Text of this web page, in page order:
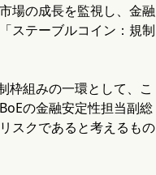
場の成長を監視し、金融
ステーブルコイン：規制
枠組みの一環として、こ
の金融安定性担当副総
スクであると考えるもの